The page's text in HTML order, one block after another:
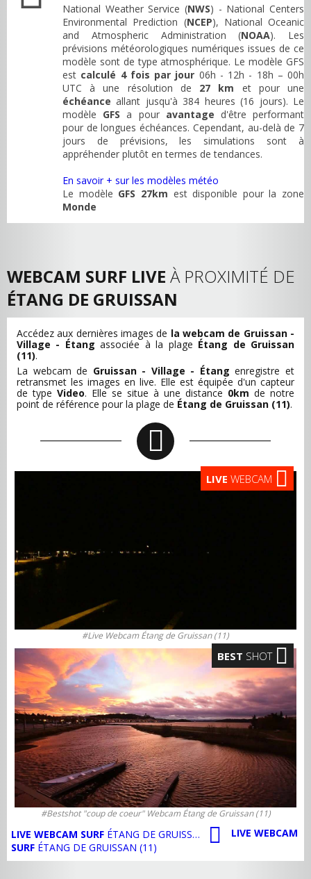
National Weather Service (NWS) - National Centers
Environmental Prediction (NCEP), National Oceanic
and Atmospheric Administration (NOAA). Les
prévisions météorologiques numériques issues de ce
modèle sont de type atmosphérique. Le modèle GFS
est calculé 4 fois par jour 06h - 12h - 18h – 00h
UTC à une résolution de 27 km et pour une
échéance allant jusqu'à 384 heures (16 jours). Le
modèle GFS a pour avantage d'être performant
pour de longues échéances. Cependant, au-delà de 7
jours de prévisions, les simulations sont à
appréhender plutôt en termes de tendances.
En savoir + sur les modèles météo
Le modèle GFS 27km est disponible pour la zone
Monde
WEBCAM SURF LIVE À PROXIMITÉ DE
ÉTANG DE GRUISSAN
Accédez aux dernières images de la webcam de Gruissan -
Village - Étang associée à la plage Étang de Gruissan
(11).
La webcam de Gruissan - Village - Étang enregistre et
retransmet les images en live. Elle est équipée d'un capteur
de type Video. Elle se situe à une distance 0km de notre
point de référence pour la plage de Étang de Gruissan (11).
LIVE WEBCAM
#Live Webcam Étang de Gruissan (11)
BEST SHOT
#Bestshot "coup de coeur" Webcam Étang de Gruissan (11)
LIVE WEBCAM SURF ÉTANG DE GRUISSAN (11)
LIVE WEBCAM
SURF ÉTANG DE GRUISSAN (11)